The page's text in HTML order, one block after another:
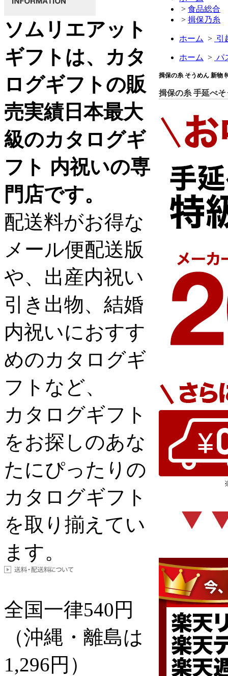
> 食品総合
> 揖保乃糸
ホーム > 引
ホーム > パ
揖保の糸 そうめん 新物
揖保の糸 手延べ
ソムリエアット
ギフトは、カタ
ログギフトの販
売実績日本最大
級のカタログギ
フト 内祝いの専
門店です。
配送料がお得な
メール便配送版
や、出産内祝い
引き出物、結婚
内祝いにおすす
めのカタログギ
フトなど、
カタログギフト
をお探しのあな
たにぴったりの
カタログギフト
を取り揃えてい
ます。
全国一律540円
（沖縄・離島は
1,296円）